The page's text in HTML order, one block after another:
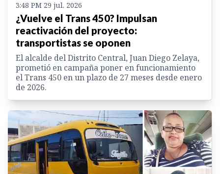
3:48 PM 29 jul. 2026
¿Vuelve el Trans 450? Impulsan
reactivación del proyecto:
transportistas se oponen
El alcalde del Distrito Central, Juan Diego Zelaya,
prometió en campaña poner en funcionamiento
el Trans 450 en un plazo de 27 meses desde enero
de 2026.